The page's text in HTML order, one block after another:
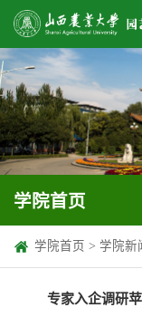
学院首页
学院首页 > 学院新
专家入企调研